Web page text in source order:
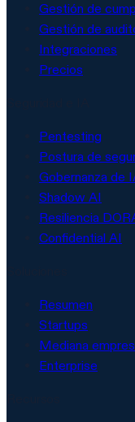
Gestión de
Gestión de
Integraciones
Precios
Pentesting
Postura de
Gobernanza de
Shadow AI
Resiliencia
Confidential AI
Resumen
Startups
Mediana
Enterprise